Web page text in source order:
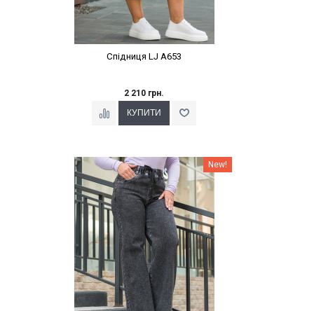
Спідниця LJ A653
2 210 грн.
Наклейки Варіант з % New!